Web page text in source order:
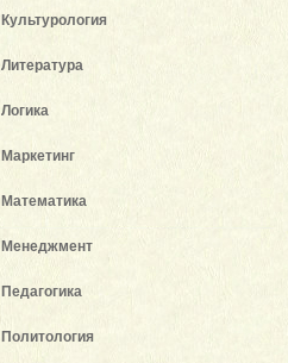
Культурология
Литература
Логика
Маркетинг
Математика
Менеджмент
Педагогика
Политология